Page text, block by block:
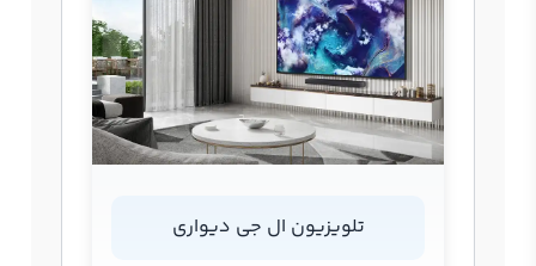
تلویزیون ال جی دیواری